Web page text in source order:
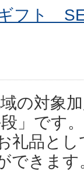
フト
の対象
段」です
礼品と
できます